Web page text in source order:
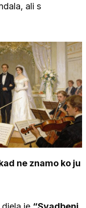
ali s
ne znamo ko ju